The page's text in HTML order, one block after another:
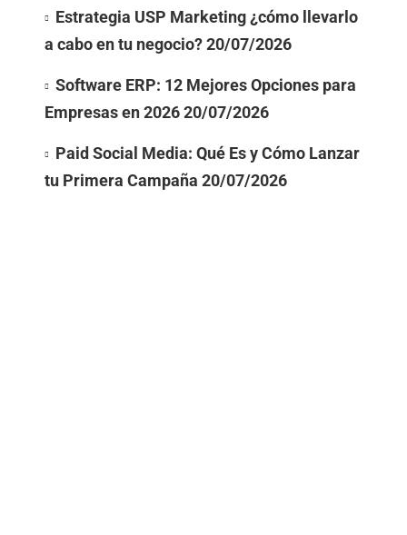
Estrategia USP Marketing ¿cómo llevarlo
a cabo en tu negocio?20/07/2026
Software ERP: 12 Mejores Opciones para
Empresas en 202620/07/2026
Paid Social Media: Qué Es y Cómo Lanzar
tu Primera Campaña 20/07/2026